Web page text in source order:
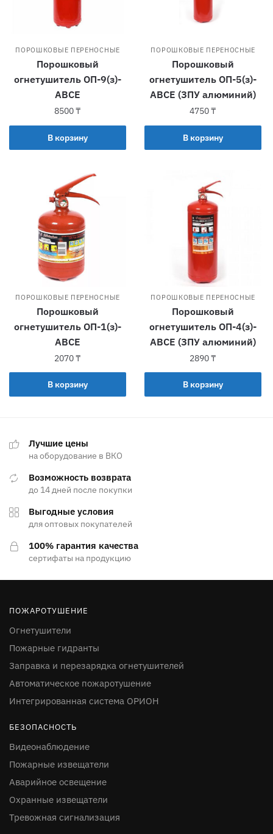
ПОРОШКОВЫЕ ПЕРЕНОСНЫЕ
Порошковый
огнетушитель ОП-9(з)-
АВСЕ
8500₸
В корзину
ПОРОШКОВЫЕ ПЕРЕНОСНЫЕ
Порошковый
огнетушитель ОП-5(з)-
АВСЕ (ЗПУ алюминий)
4750₸
В корзину
ПОРОШКОВЫЕ ПЕРЕНОСНЫЕ
Порошковый
огнетушитель ОП-1(з)-
АВСЕ
2070₸
В корзину
ПОРОШКОВЫЕ ПЕРЕНОСНЫЕ
Порошковый
огнетушитель ОП-4(з)-
АВСЕ (ЗПУ алюминий)
2890₸
В корзину
Лучшие цены
на оборудование в ВКО
Возможность возврата
до 14 дней после покупки
Выгодные условия
для оптовых покупателей
100% гарантия качества
сертифаты на продукцию
ПОЖАРОТУШЕНИЕ
Огнетушители
Пожарные гидранты
Заправка и перезарядка огнетушителей
Автоматическое пожаротушение
Интегрированная система ОРИОН
БЕЗОПАСНОСТЬ
Видеонаблюдение
Пожарные извещатели
Аварийное освещение
Охранные извещатели
Тревожная сигнализация